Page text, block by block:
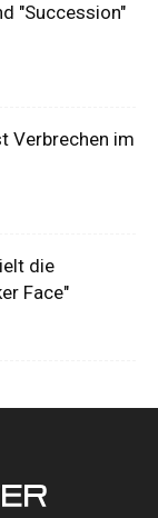
"Succession"
Verbrechen im
die
Face"